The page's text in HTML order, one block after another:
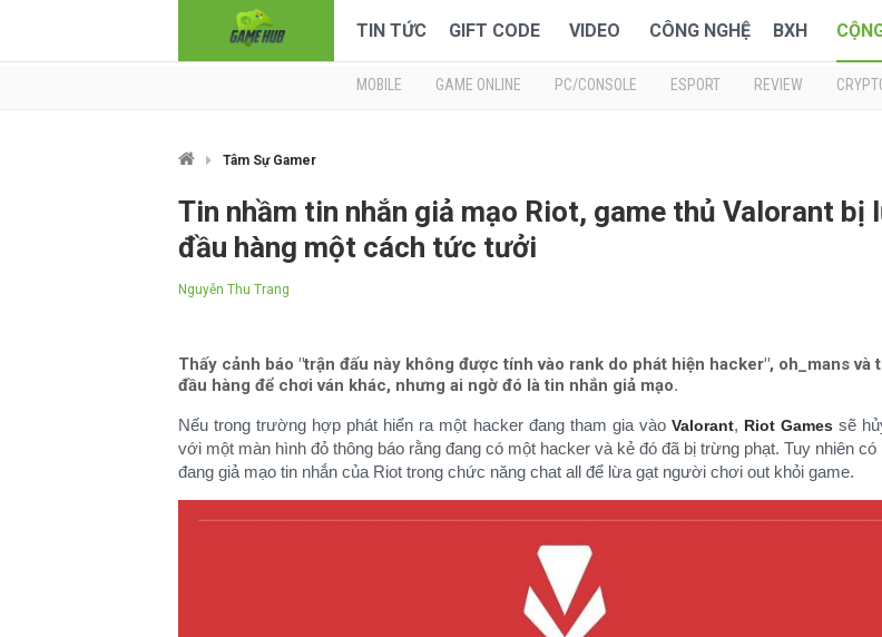
TIN TỨC GIFT CODE VIDEO CÔNG NGHỆ BXH
MOBILE GAME ONLINE PC/CONSOLE ESPORT REVIEW
Tâm Sự Gamer
Tin nhầm tin nhắn giả mạo Riot, game thủ Valorant bị
đầu hàng một cách tức tưởi
Nguyễn Thu Trang
Thấy cảnh báo "trận đấu này không được tính vào rank do phát hiện hacker", oh_mans và
đầu hàng để chơi ván khác, nhưng ai ngờ đó là tin nhắn giả mạo.
Nếu trong trường hợp phát hiển ra một hacker đang tham gia vào Valorant, Riot Games sẽ
với một màn hình đỏ thông báo rằng đang có một hacker và kẻ đó đã bị trừng phạt. Tuy nhiên
đang giả mạo tin nhắn của Riot trong chức năng chat all để lừa gạt người chơi out khỏi game.​